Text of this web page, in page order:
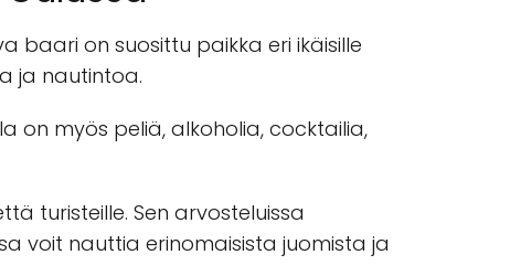
baari on suosittu paikka eri ikäisille
ja nautintoa.
on myös peliä, alkoholia, cocktailia,
turisteille. Sen arvosteluissa
voit nauttia erinomaisista juomista ja